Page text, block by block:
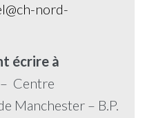
@ch-nord-
écrire à
Centre
Manchester – B.P.